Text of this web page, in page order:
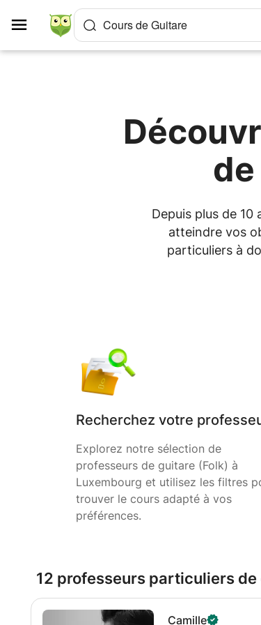
Cours de Guitare
Depuis plus de
atteindre vos
particuliers à
Recherchez votre
Explorez notre sélection de
professeurs de guitare (Folk) à
Luxembourg et utilisez les filtres
trouver le cours adapté à vos
préférences.
12 professeurs particuliers
Camille